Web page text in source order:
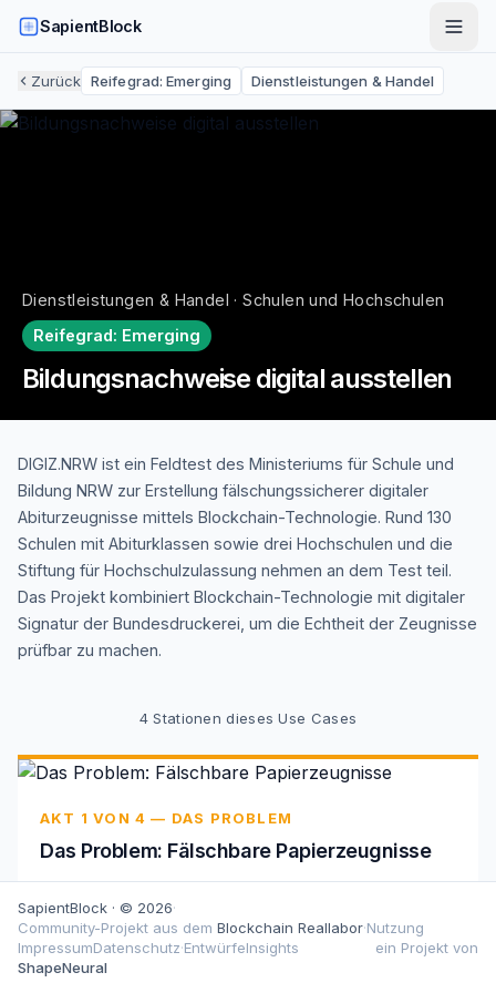
SapientBlock
Zurück Reifegrad:Emerging Dienstleistungen & Handel
Dienstleistungen & Handel · Schulen und Hochschulen
Reifegrad: Emerging
Bildungsnachweise digital ausstellen
DIGIZ.NRW ist ein Feldtest des Ministeriums für Schule und
Bildung NRW zur Erstellung fälschungssicherer digitaler
Abiturzeugnisse mittels Blockchain-Technologie. Rund 130
Schulen mit Abiturklassen sowie drei Hochschulen und die
Stiftung für Hochschulzulassung nehmen an dem Test teil.
Das Projekt kombiniert Blockchain-Technologie mit digitaler
Signatur der Bundesdruckerei, um die Echtheit der Zeugnisse
prüfbar zu machen.
4 Stationen dieses Use Cases
AKT 1 VON 4 — DAS PROBLEM
Das Problem: Fälschbare Papierzeugnisse
Papierbasierte Zeugnisse sind anfällig für Fälschungen
und verursachen erhebliche Verwaltungskosten durch
manuelle Beglaubigungsprozesse.
SapientBlock · © 2026·
Community-Projekt aus dem Blockchain Reallabor·Nutzung
ImpressumDatenschutz·EntwürfeInsights
ein Projekt von
ShapeNeural